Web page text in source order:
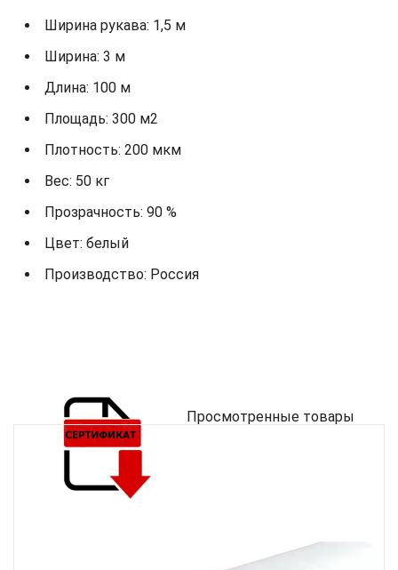
Ширина рукава: 1,5 м
Ширина: 3 м
Длина: 100 м
Площадь: 300 м2
Плотность: 200 мкм
Вес: 50 кг
Прозрачность: 90 %
Цвет: белый
Производство: Россия
Просмотренные товары